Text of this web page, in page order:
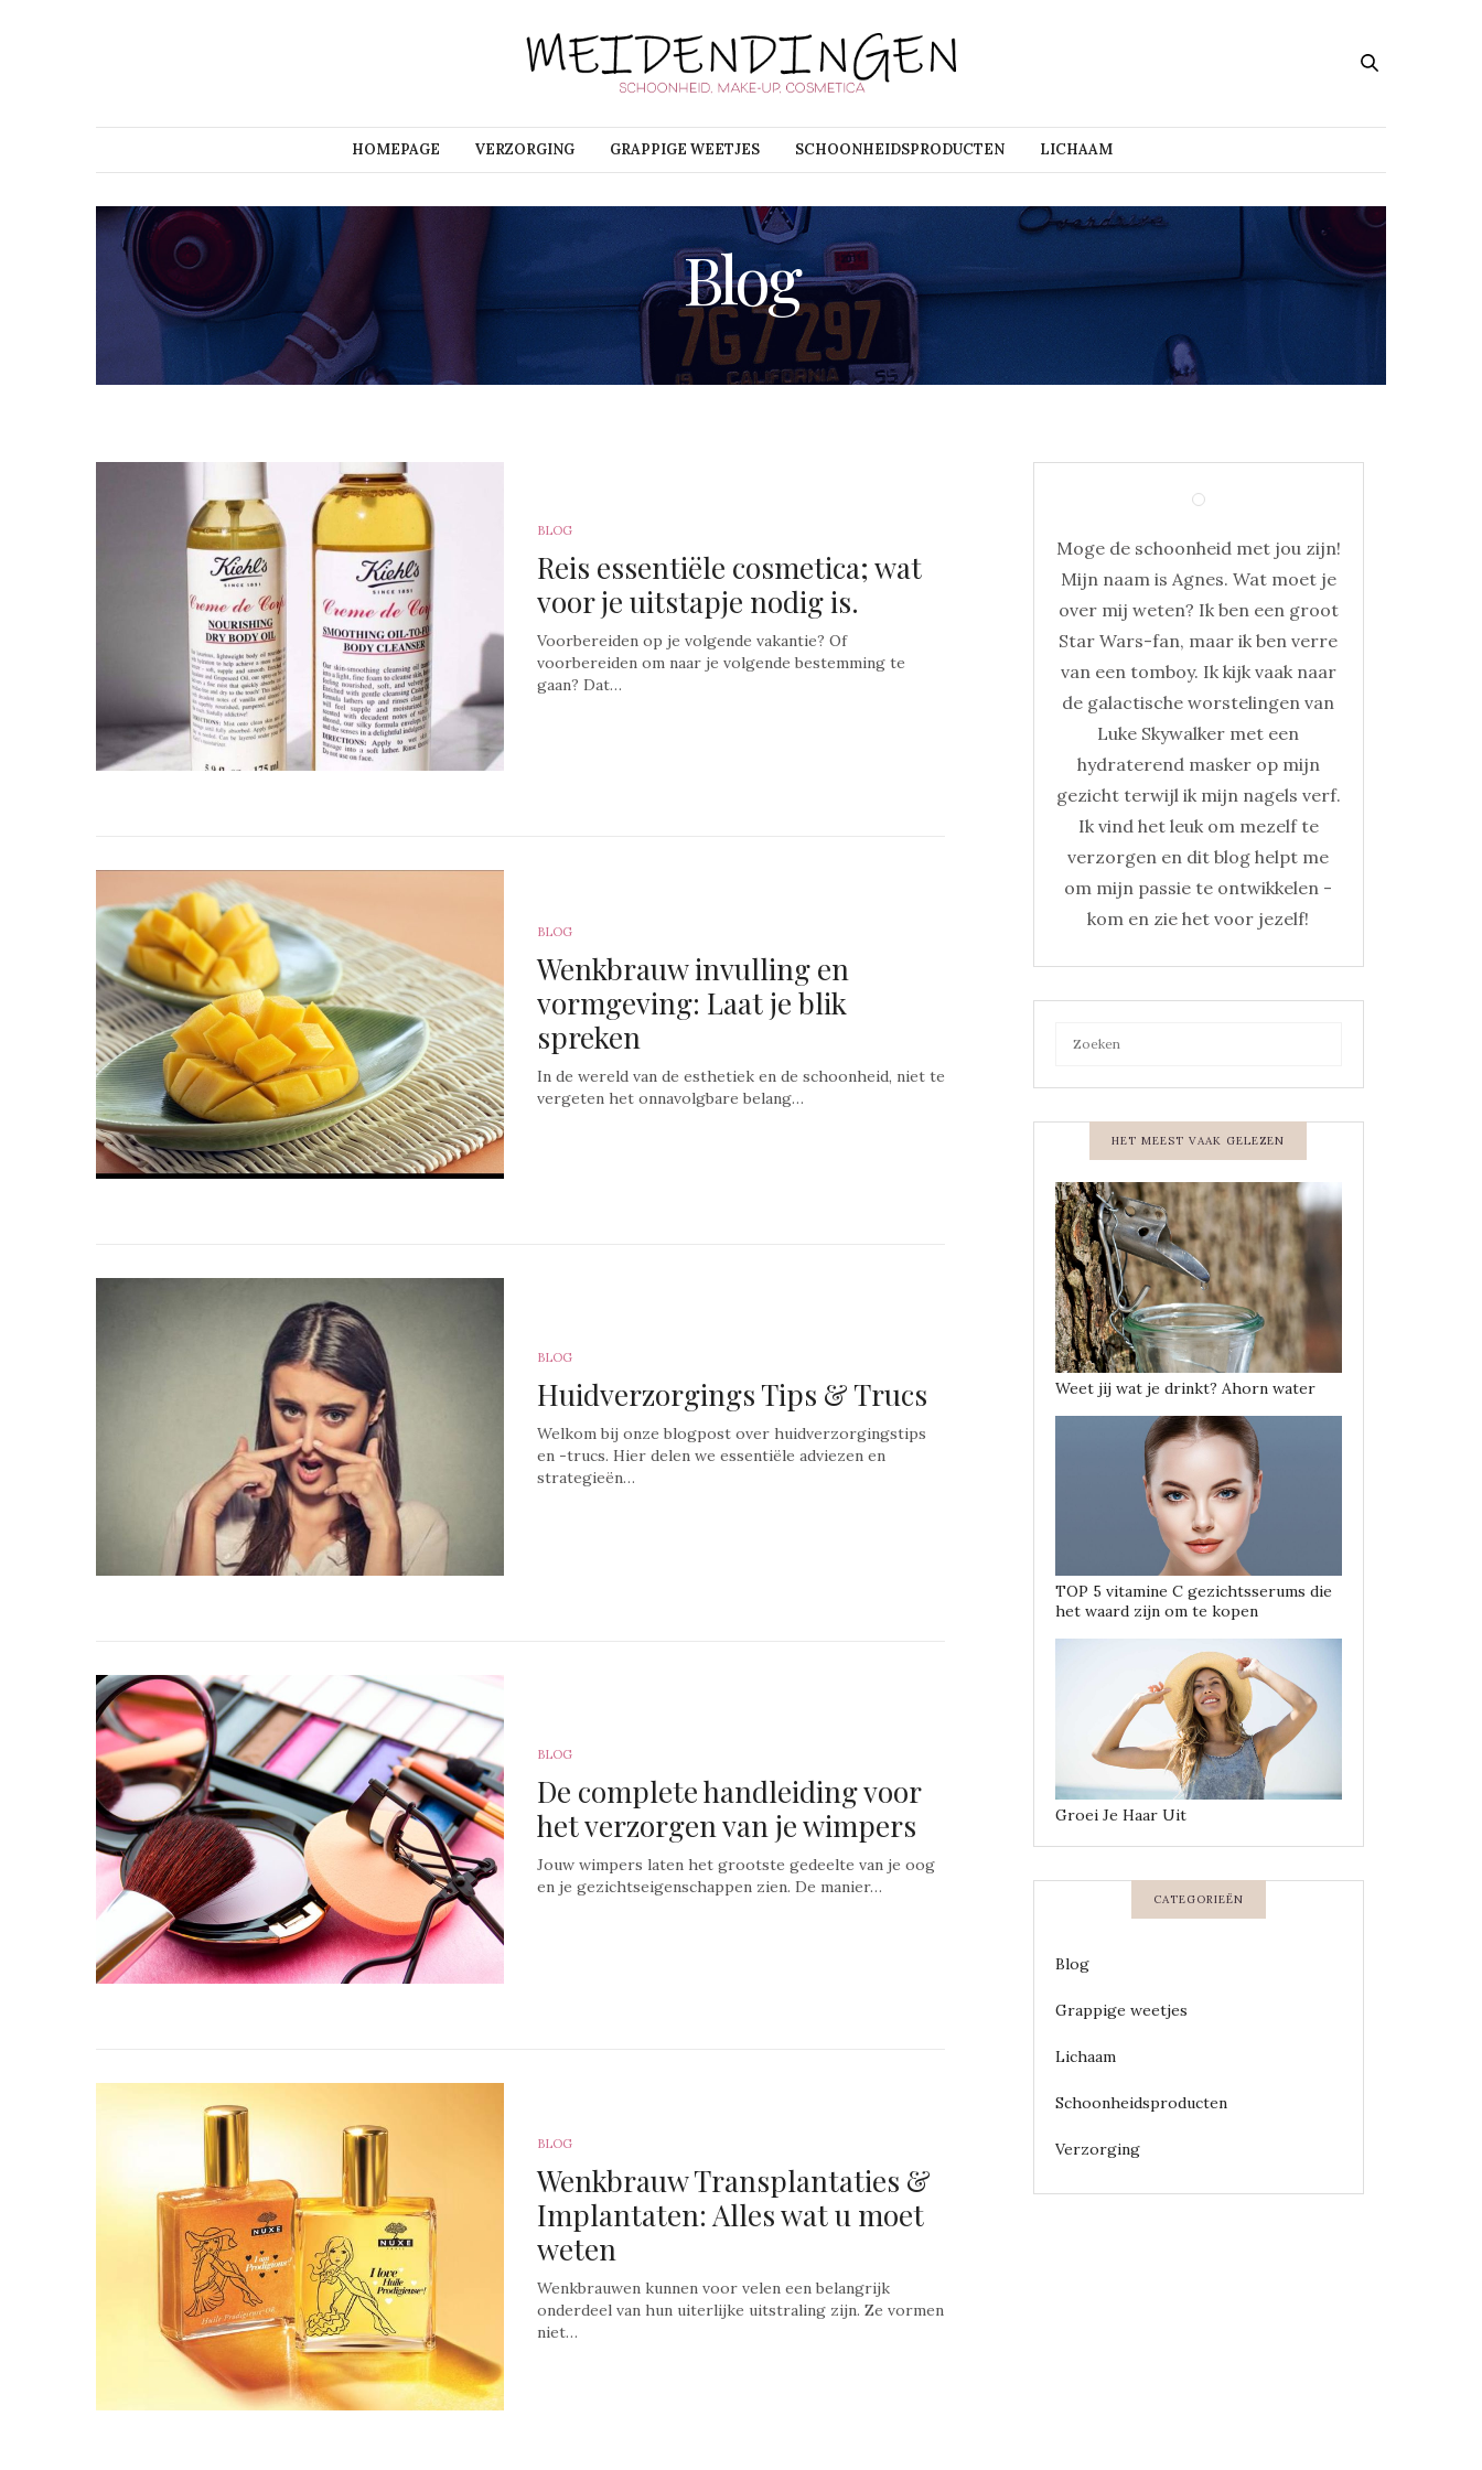
HOMEPAGE VERZORGING GRAPPIGE WEETJES SCHOONHEIDSPRODUCTEN LICHAAM
Blog
BLOG
Reis essentiële cosmetica; wat
voor je uitstapje nodig is.
Voorbereiden op je volgende vakantie? Of
voorbereiden om naar je volgende bestemming te
gaan? Dat…
BLOG
Wenkbrauw invulling en
vormgeving: Laat je blik
spreken
In de wereld van de esthetiek en de schoonheid, niet te
vergeten het onnavolgbare belang…
BLOG
Huidverzorgings Tips & Trucs
Welkom bij onze blogpost over huidverzorgingstips
en -trucs. Hier delen we essentiële adviezen en
strategieën…
BLOG
De complete handleiding voor
het verzorgen van je wimpers
Jouw wimpers laten het grootste gedeelte van je oog
en je gezichtseigenschappen zien. De manier…
BLOG
Wenkbrauw Transplantaties &
Implantaten: Alles wat u moet
weten
Wenkbrauwen kunnen voor velen een belangrijk
onderdeel van hun uiterlijke uitstraling zijn. Ze vormen
niet…
Moge de schoonheid met jou zijn!
Mijn naam is Agnes. Wat moet je
over mij weten? Ik ben een groot
Star Wars-fan, maar ik ben verre
van een tomboy. Ik kijk vaak naar
de galactische worstelingen van
Luke Skywalker met een
hydraterend masker op mijn
gezicht terwijl ik mijn nagels verf.
Ik vind het leuk om mezelf te
verzorgen en dit blog helpt me
om mijn passie te ontwikkelen -
kom en zie het voor jezelf!
HET MEEST VAAK GELEZEN
Weet jij wat je drinkt? Ahorn water
TOP 5 vitamine C gezichtsserums die
het waard zijn om te kopen
Groei Je Haar Uit
CATEGORIEËN
Blog
Grappige weetjes
Lichaam
Schoonheidsproducten
Verzorging